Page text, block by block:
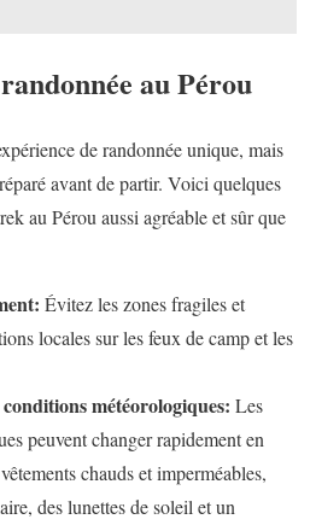
au Pérou
de randonnée unique, mais
avant de partir. Voici quelques
au Pérou aussi agréable et sûr que
Évitez les zones fragiles et
locales sur les feux de camp et les
météorologiques: Les
peuvent changer rapidement en
chauds et imperméables,
des lunettes de soleil et un